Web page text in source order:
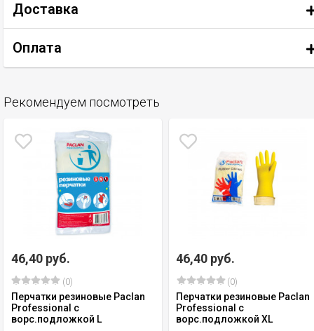
Доставка
Оплата
Рекомендуем посмотреть
46,40 руб.
(0)
Перчатки резиновые Paclan
Professional с
ворс.подложкой L
46,40 руб.
(0)
Перчатки резиновые Paclan
Professional с
ворс.подложкой ХL